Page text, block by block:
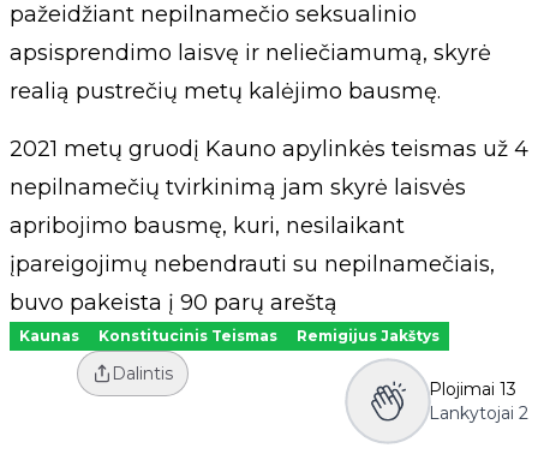
pažeidžiant nepilnamečio seksualinio
apsisprendimo laisvę ir neliečiamumą, skyrė
realią pustrečių metų kalėjimo bausmę.
2021 metų gruodį Kauno apylinkės teismas už 4
nepilnamečių tvirkinimą jam skyrė laisvės
apribojimo bausmę, kuri, nesilaikant
įpareigojimų nebendrauti su nepilnamečiais,
buvo pakeista į 90 parų areštą
Kaunas Konstitucinis Teismas Remigijus Jakštys
Dalintis
Plojimai 13
Lankytojai 2